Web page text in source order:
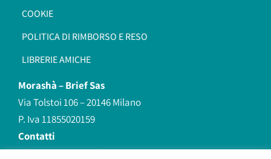
COOKIE
POLITICA DI RIMBORSO E RESO
LIBRERIE AMICHE
Morashà –Brief Sas
Via Tolstoi 106 – 20146 Milano
P. Iva 11855020159
Contatti
redazione@morasha.it